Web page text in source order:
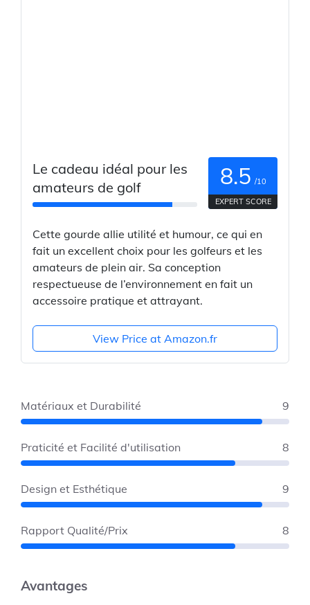
Le cadeau idéal pour les
amateurs de golf
8.5 /10
EXPERT SCORE
Cette gourde allie utilité et humour, ce qui en
fait un excellent choix pour les golfeurs et les
amateurs de plein air. Sa conception
respectueuse de l’environnement en fait un
accessoire pratique et attrayant.
View Price at Amazon.fr
Matériaux et Durabilité 9
Praticité et Facilité d'utilisation 8
Design et Esthétique 9
Rapport Qualité/Prix 8
Avantages